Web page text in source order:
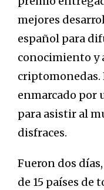
mejores
español para
conocimiento y
criptomonedas.
enmarcado por
para asistir al
disfraces.
Fueron dos
de 15 países de